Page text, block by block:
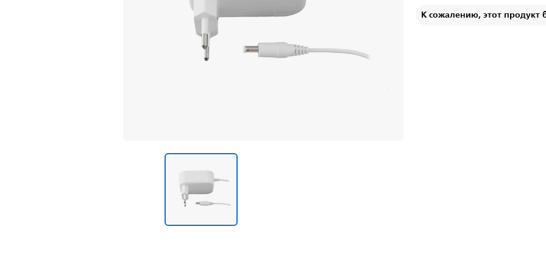
К сожалению, этот продукт